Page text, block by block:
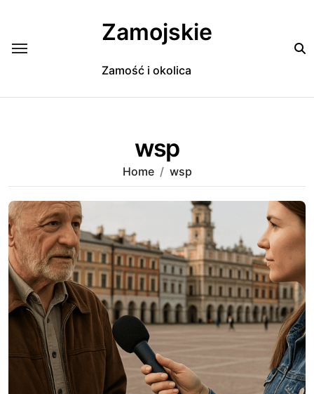
Zamojskie
Zamość i okolica
wsp
Home wsp